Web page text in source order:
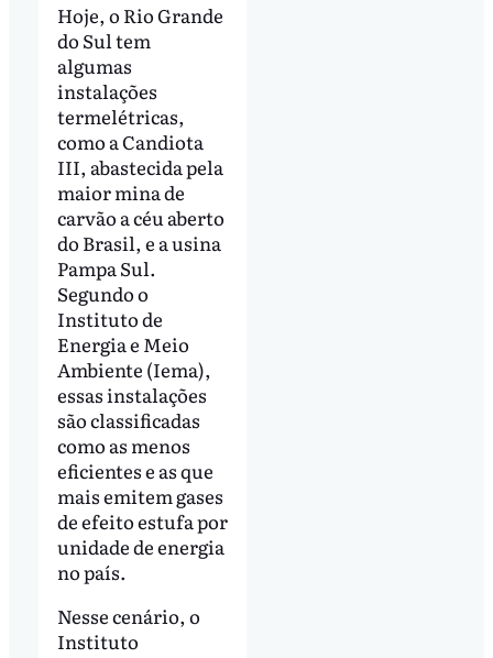
Hoje, o Rio Grande
do Sul tem
algumas
instalações
termelétricas,
como a Candiota
III, abastecida pela
maior mina de
carvão a céu aberto
do Brasil, e a usina
Pampa Sul.
Segundo o
Instituto de
Energia e Meio
Ambiente (Iema),
essas instalações
são classificadas
como as menos
eficientes e as que
mais emitem gases
de efeito estufa por
unidade de energia
no país.
Nesse cenário, o
Instituto